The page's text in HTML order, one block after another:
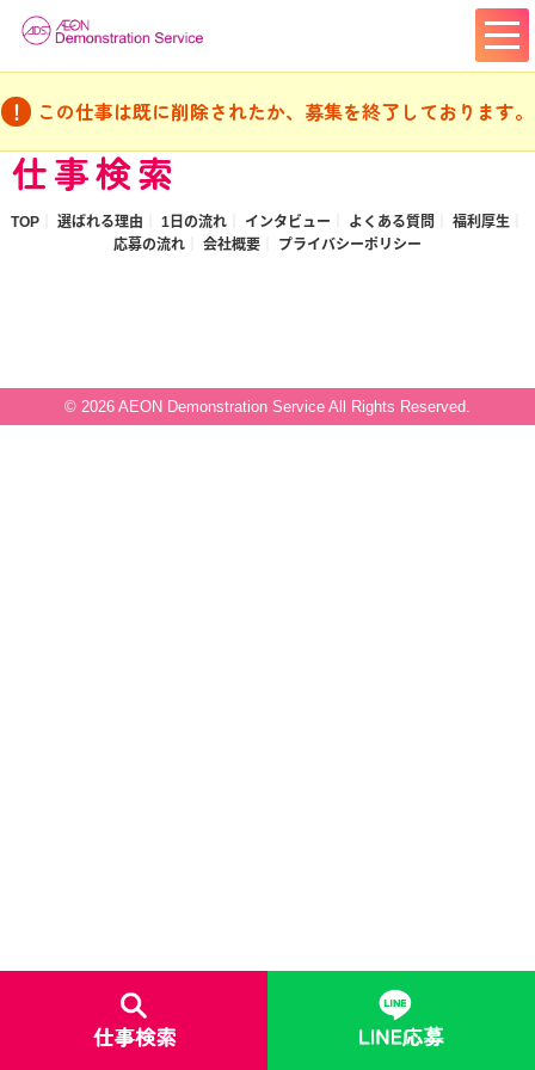
仕事検索
この仕事は既に削除されたか、募集を終了しております。
TOP 選ばれる理由 1日の流れ インタビュー よくある質問
福利厚生
応募の流れ
会社概要 プライバシーポリシー
© 2026 AEON Demonstration Service All Rights Reserved.